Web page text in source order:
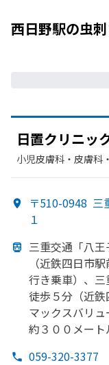
西日野駅の虫
日置クリニッ
小児皮膚科・​皮膚科
〒510-0948 三
１
三重交通 「八
（近鉄四日市
行き乗車）、 三
徒歩５分 （近
マックスバリ
約３００メート
059-320-3377